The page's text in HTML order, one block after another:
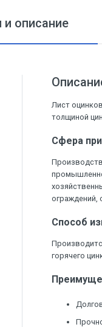
и описание
Лист
толщиной
Сфера
ограждений,
Способ
горячего